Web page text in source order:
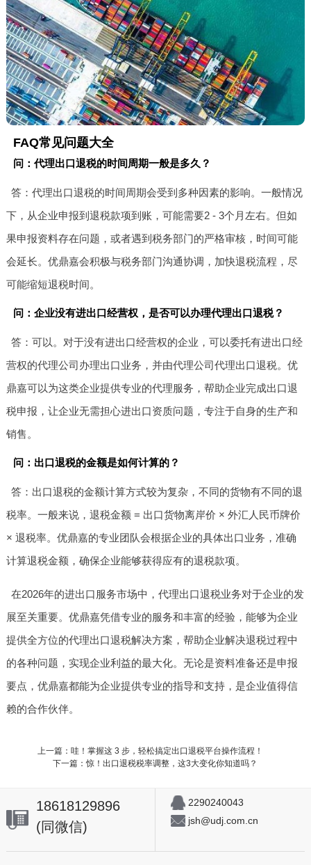
FAQ常见问题大全
问：代理出口退税的时间周期一般是多久？
答：代理出口退税的时间周期会受到多种因素的影响。一般情况
下，从企业申报到退税款项到账，可能需要2 - 3个月左右。但如
果申报资料存在问题，或者遇到税务部门的严格审核，时间可能
会延长。优鼎嘉会积极与税务部门沟通协调，加快退税流程，尽
可能缩短退税时间。
问：企业没有进出口经营权，是否可以办理代理出口退税？
答：可以。对于没有进出口经营权的企业，可以委托有进出口经
营权的代理公司办理出口业务，并由代理公司代理出口退税。优
鼎嘉可以为这类企业提供专业的代理服务，帮助企业完成出口退
税申报，让企业无需担心进出口资质问题，专注于自身的生产和
销售。
问：出口退税的金额是如何计算的？
答：出口退税的金额计算方式较为复杂，不同的货物有不同的退
税率。一般来说，退税金额 = 出口货物离岸价 × 外汇人民币牌价
× 退税率。优鼎嘉的专业团队会根据企业的具体出口业务，准确
计算退税金额，确保企业能够获得应有的退税款项。
在2026年的进出口服务市场中，代理出口退税业务对于企业的发
展至关重要。优鼎嘉凭借专业的服务和丰富的经验，能够为企业
提供全方位的代理出口退税解决方案，帮助企业解决退税过程中
的各种问题，实现企业利益的最大化。无论是资料准备还是申报
要点，优鼎嘉都能为企业提供专业的指导和支持，是企业值得信
赖的合作伙伴。
上一篇：哇！掌握这 3 步，轻松搞定出口退税平台操作流程！
下一篇：惊！出口退税税率调整，这3大变化你知道吗？
18618129896
(同微信)
2290240043
jsh@udj.com.cn